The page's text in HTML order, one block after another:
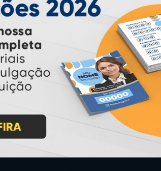
INSTRUÇÕES
Inicio
Como Comprar
Como exportar em
PDF/X1-a
Entrega 12 Horas
Garantia
Montagem e
Arquivo
Perguntas